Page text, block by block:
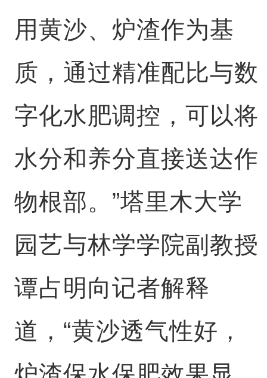
用黄沙、炉渣作为基
质，通过精准配比与数
字化水肥调控，可以将
水分和养分直接送达作
物根部。”塔里木大学
园艺与林学学院副教授
谭占明向记者解释
道，“黄沙透气性好，